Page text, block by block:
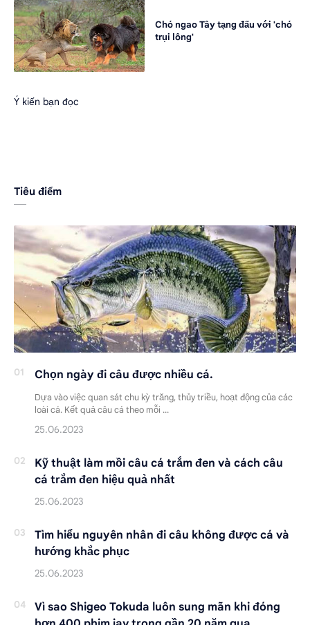
Chó ngao Tây tạng đấu với 'chó
trụi lông'
Ý kiến bạn đọc
Tiêu điểm
Chọn ngày đi câu được nhiều cá.
Dựa vào việc quan sát chu kỳ trăng, thủy triều, hoạt động của các
loài cá. Kết quả câu cá theo mỗi …
Kỹ thuật làm mồi câu cá trắm đen và cách câu
cá trắm đen hiệu quả nhất
Tìm hiểu nguyên nhân đi câu không được cá và
hướng khắc phục
Vì sao Shigeo Tokuda luôn sung mãn khi đóng